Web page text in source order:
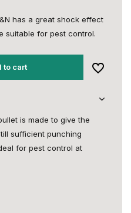
has a great shock effect
suitable for pest control.
to cart
is made to give the
sufficient punching
for pest control at